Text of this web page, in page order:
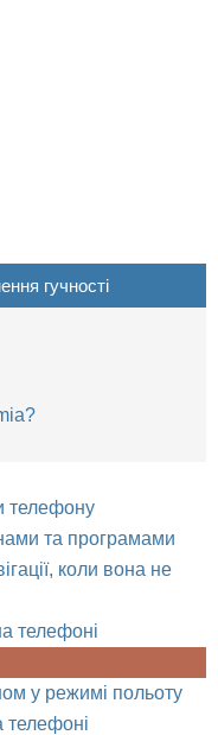
гучності
телефону
та програмами
коли вона не
телефоні
у режимі польоту
телефоні